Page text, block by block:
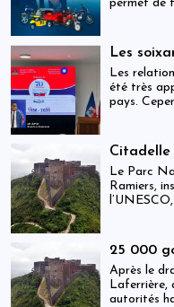
permet de
personnes.
Les
haïtiano-
et
Les
été très
pays.
objectifs
Haïti
Citadelle
mondial
Le Parc
Ramiers,
déploie
l’absence
25 000
après le
Après le
Laferrière,
autorités